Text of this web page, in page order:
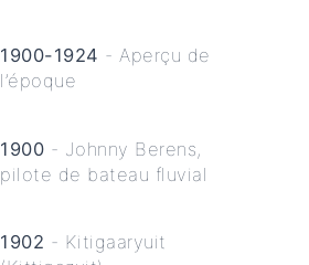
1900-1924 - Aperçu de
l’époque
1900 - Johnny Berens,
pilote de bateau fluvial
1902 - Kitigaaryuit